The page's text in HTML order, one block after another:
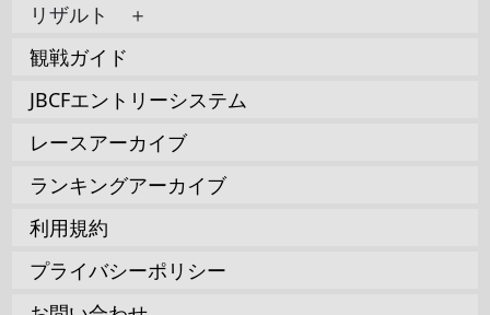
リザルト ＋
観戦ガイド
JBCFエントリーシステム
レースアーカイブ
ランキングアーカイブ
利用規約
プライバシーポリシー